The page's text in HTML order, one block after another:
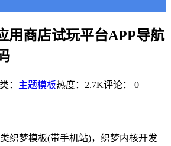
用商店试玩平台APP导航
： 主题模板热度：2.7K评论： 0
织梦模板(带手机站)，织梦内核开发